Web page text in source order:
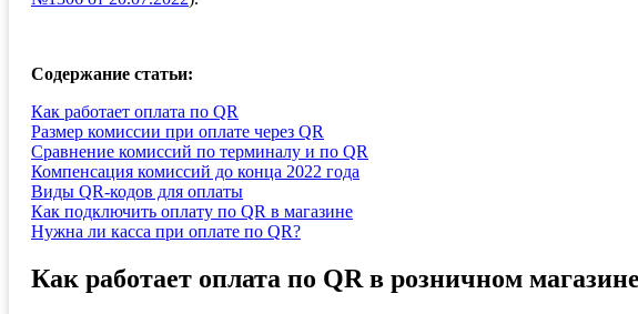
Содержание статьи:
Как работает оплата по QR
Размер комиссии при оплате через QR
Сравнение комиссий по терминалу и по QR
Компенсация комиссий до конца 2022 года
Виды QR-кодов для оплаты
Как подключить оплату по QR в магазине
Нужна ли касса при оплате по QR?
Как работает оплата по QR в розничном магазине